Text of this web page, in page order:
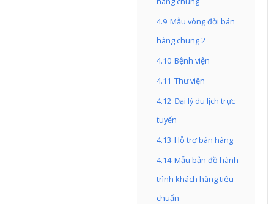
4.9 Mẫu vòng đời bán
hàng chung 2
4.10 Bệnh viện
4.11 Thư viện
4.12 Đại lý du lịch trực
tuyến
4.13 Hỗ trợ bán hàng
4.14 Mẫu bản đồ hành
trình khách hàng tiêu
chuẩn